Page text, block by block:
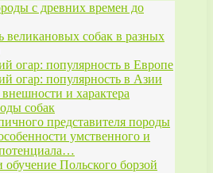
с древних времен до
великановых собак в разных
огар: популярность в Европе
огар: популярность в Азии
и характера
собак
представителя породы
умственного и
Польского борзой